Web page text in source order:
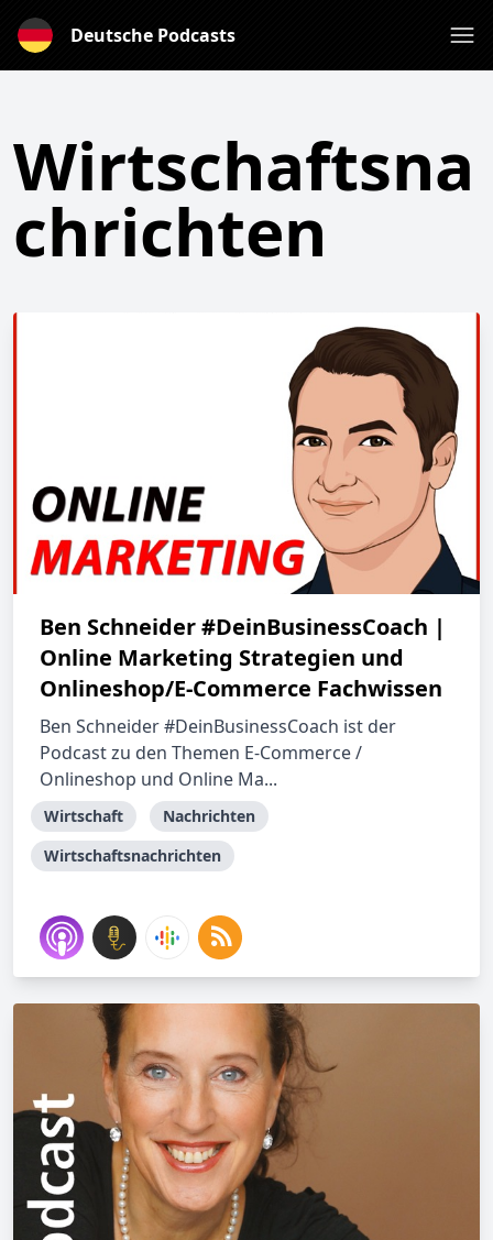
Deutsche Podcasts
Wirtschaftsna
chrichten
Ben Schneider #DeinBusinessCoach |
Online Marketing Strategien und
Onlineshop/E-Commerce Fachwissen
Ben Schneider #DeinBusinessCoach ist der
Podcast zu den Themen E-Commerce /
Onlineshop und Online Ma...
Wirtschaft
Nachrichten
Wirtschaftsnachrichten